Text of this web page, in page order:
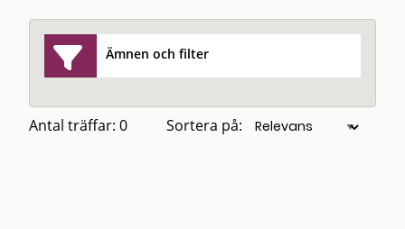
Ämnen och filter
Antal träffar: 0 Sortera på: